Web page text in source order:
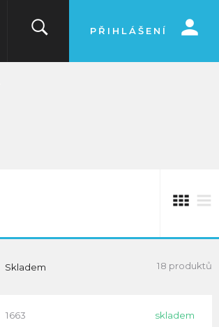
PŘIHLÁŠENÍ
Skladem 18 produktů
1663 skladem